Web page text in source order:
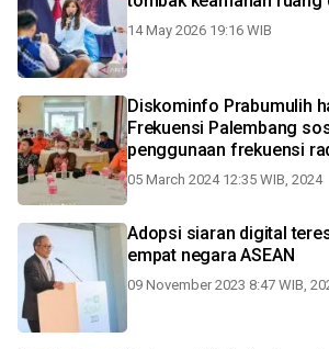
14 May 2026 19:16 WIB
Diskominfo Prabumulih
Frekuensi Palembang
penggunaan frekuensi
05 March 2024 12:35 WIB, 2024
Adopsi siaran digital
empat negara ASEAN
09 November 2023 8:47 WIB,